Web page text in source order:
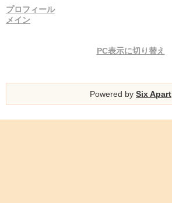
プロフィール
メイン
PC表示に切り替え
Powered by Six Apart